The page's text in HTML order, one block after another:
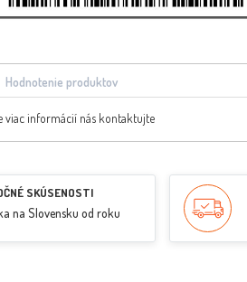
Hodnotenie produktov
viac informácií nás kontaktujte
SKÚSENOSTI
na Slovensku od roku